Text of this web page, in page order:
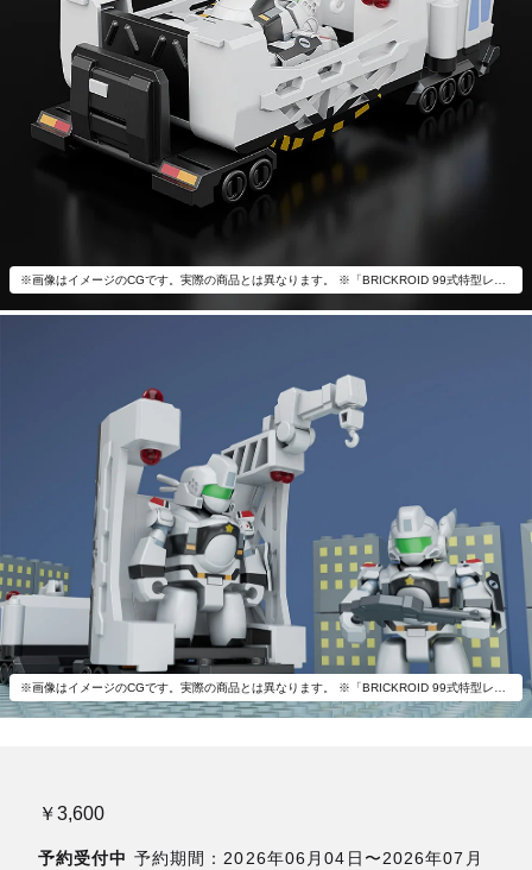
￥3,600
予約受付中 予約期間：2026年06月04日〜2026年07月